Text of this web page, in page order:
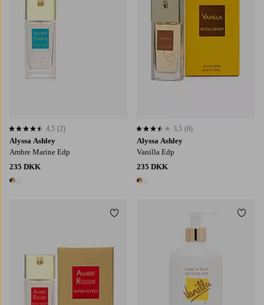
Alyssa Ashley
Ambre Marine Edp
235 DKK
2 farver
4,5 baseret på 2 bedømmelser
4,5 (2)
Alyssa Ashley
Vanilla Edp
235 DKK
2 farver
3,5 baseret på 6 bedømmelser
3,5 (6)
Tilføj til favoritter